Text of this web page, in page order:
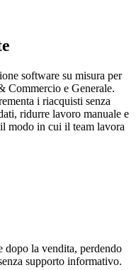
software su misura per
Commercio e Generale.
i riacquisti senza
ridurre lavoro manuale e
modo in cui il team lavora
dopo la vendita, perdendo
supporto informativo.